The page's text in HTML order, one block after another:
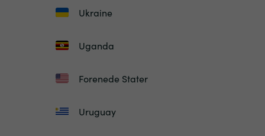
Ukraine
Uganda
Forenede Stater
Uruguay